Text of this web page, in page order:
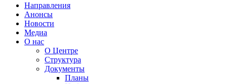
Направления
Анонсы
Новости
Медиа
О нас
О Центре
Структура
Документы
Планы